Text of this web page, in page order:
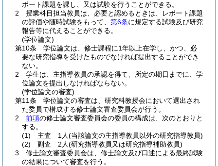
ポート課題を課し、又は試験を行うことができる。
2
授業科目担当教員は、必要と認めるときは、レポート課題
の評価や随時試験をもって、 第6条に規定する試験及び研究
報告等に代えることができる。
(学位論文)
第10条
学位論文は、修士課程に1年以上在学し、かつ、必
要な研究指導を受けたものでなければ提出することができ
ない。
2
学生は、主指導教員の承認を得て、所定の期日までに、学
位論文を提出しなければならない。
(学位論文の審査)
第11条
学位論文の審査は、研究科教授会において選出され
た委員で構成する修士論文審査委員会が行う。
2
前項の修士論文審査委員会の委員の構成は、次のとおりと
する。
(1)
主査 1人(当該論文の主指導教員以外の研究指導教員)
(2)
副査 2人(研究指導教員又は研究指導補助教員)
3
修士論文審査委員会は、修士論文及び口述による最終試験
の結果について審査を行う。